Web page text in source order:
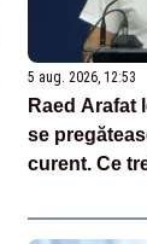
5 aug. 2026, 12:53
Raed Arafat
se
curent. Ce